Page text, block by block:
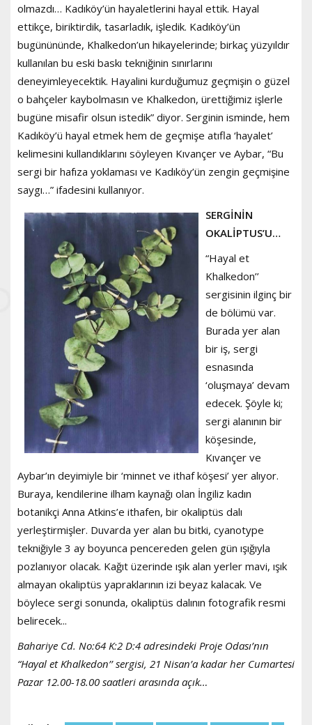
olmazdı… Kadıköy’ün hayaletlerini hayal ettik. Hayal
ettikçe, biriktirdik, tasarladık, işledik. Kadıköy’ün
bugünününde, Khalkedon’un hikayelerinde; birkaç yüzyıldır
kullanılan bu eski baskı tekniğinin sınırlarını
deneyimleyecektik. Hayalini kurduğumuz geçmişin o güzel
o bahçeler kaybolmasın ve Khalkedon, ürettiğimiz işlerle
bugüne misafir olsun istedik” diyor. Serginin isminde, hem
Kadıköy’ü hayal etmek hem de geçmişe atıfla ‘hayalet’
kelimesini kullandıklarını söyleyen Kıvançer ve Aybar, “Bu
sergi bir hafıza yoklaması ve Kadıköy’ün zengin geçmişine
saygı…” ifadesini kullanıyor.
SERGİNİN
OKALİPTUS’U…
“Hayal et
Khalkedon’’
sergisinin ilginç bir
de bölümü var.
Burada yer alan
bir iş, sergi
esnasında
‘oluşmaya’ devam
edecek. Şöyle ki;
sergi alanının bir
köşesinde,
Kıvançer ve
Aybar’ın deyimiyle bir ‘minnet ve ithaf köşesi’ yer alıyor.
Buraya, kendilerine ilham kaynağı olan İngiliz kadın
botanikçi Anna Atkins’e ithafen, bir okaliptüs dalı
yerleştirmişler. Duvarda yer alan bu bitki, cyanotype
tekniğiyle 3 ay boyunca pencereden gelen gün ışığıyla
pozlanıyor olacak. Kağıt üzerinde ışık alan yerler mavi, ışık
almayan okaliptüs yapraklarının izi beyaz kalacak. Ve
böylece sergi sonunda, okaliptüs dalının fotografik resmi
belirecek...
Bahariye Cd. No:64 K:2 D:4 adresindeki Proje Odası’nın
“Hayal et Khalkedon’’ sergisi, 21 Nisan’a kadar her Cumartesi
Pazar 12.00-18.00 saatleri arasında açık…